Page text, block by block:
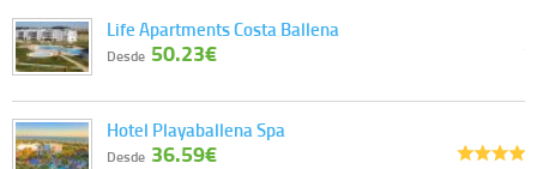
Life Apartments Costa Ballena
Desde 50.23€
Hotel Playaballena Spa
Desde 36.59€